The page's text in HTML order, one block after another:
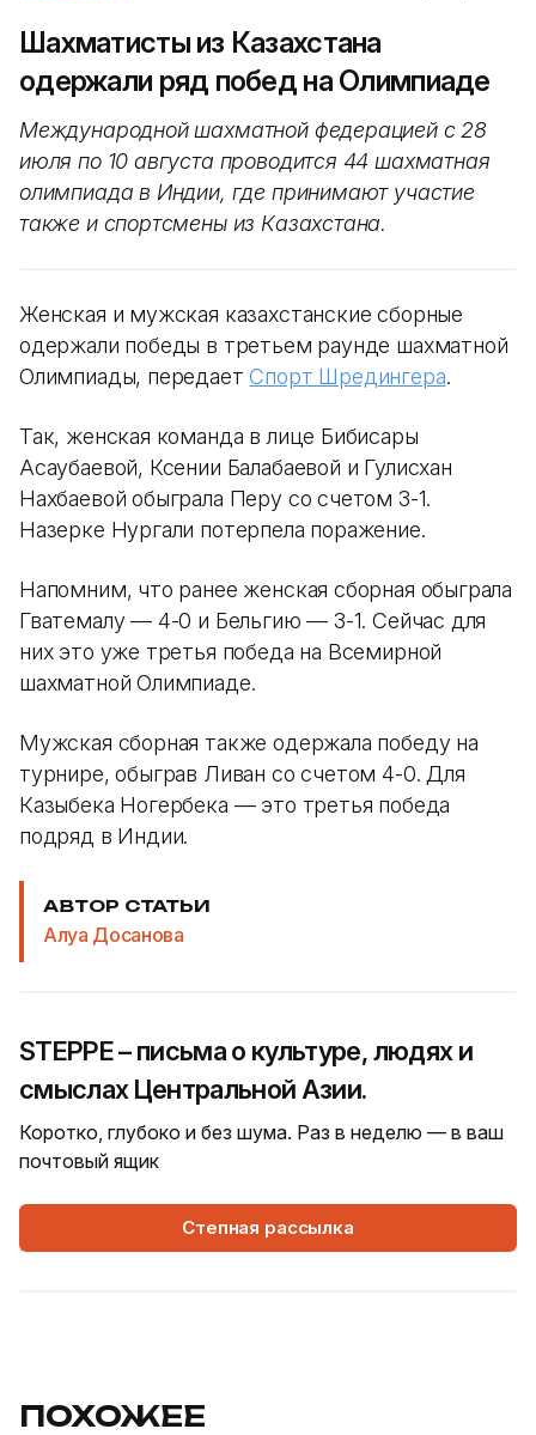
Шахматисты из Казахстана
одержали ряд побед на Олимпиаде
Международной шахматной федерацией с 28
июля по 10 августа проводится 44 шахматная
олимпиада в Индии, где принимают участие
также и спортсмены из Казахстана.
Женская и мужская казахстанские сборные
одержали победы в третьем раунде шахматной
Олимпиады, передаетСпорт Шредингера.
Так, женская команда в лице Бибисары
Асаубаевой, Ксении Балабаевой и Гулисхан
Нахбаевой обыграла Перу со счетом 3-1.
Назерке Нургали потерпела поражение.
Напомним, что ранее женская сборная обыграла
Гватемалу — 4-0 и Бельгию — 3-1. Сейчас для
них это уже третья победа на Всемирной
шахматной Олимпиаде.
Мужская сборная также одержала победу на
турнире, обыграв Ливан со счетом 4-0. Для
Казыбека Ногербека — это третья победа
подряд в Индии.
АВТОР СТАТЬИ
Алуа Досанова
STEPPE – письма о культуре, людях и
смыслах Центральной Азии.
Коротко, глубоко и без шума. Раз в неделю — в ваш
почтовый ящик
Степная рассылка
ПОХОЖЕЕ